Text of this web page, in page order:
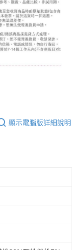
顯示電腦版詳細說明